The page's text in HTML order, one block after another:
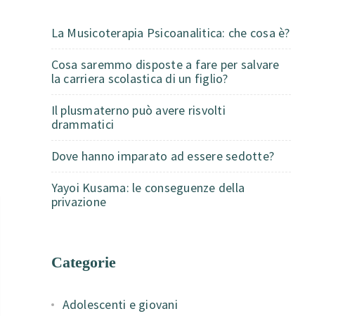
La Musicoterapia Psicoanalitica: che cosa è?
Cosa saremmo disposte a fare per salvare
la carriera scolastica di un figlio?
Il plusmaterno può avere risvolti
drammatici
Dove hanno imparato ad essere sedotte?
Yayoi Kusama: le conseguenze della
privazione
Categorie
Adolescenti e giovani